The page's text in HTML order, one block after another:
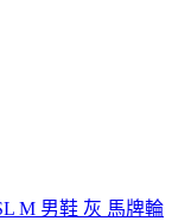
M 男鞋 灰 馬牌輪